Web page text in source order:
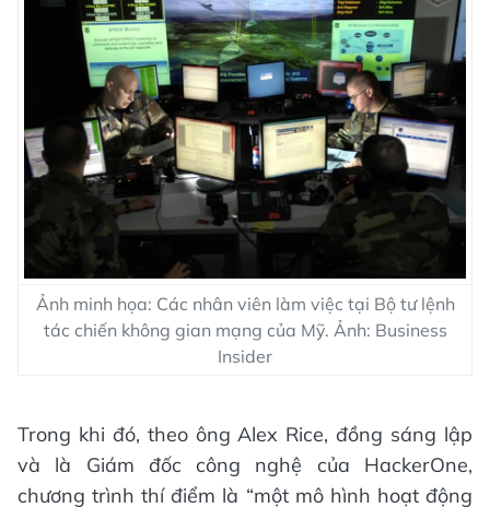
Ảnh minh họa: Các nhân viên làm việc tại Bộ tư lệnh
tác chiến không gian mạng của Mỹ. Ảnh: Business
Insider
Trong khi đó, theo ông Alex Rice, đồng sáng lập
và là Giám đốc công nghệ của HackerOne,
chương trình thí điểm là “một mô hình hoạt động